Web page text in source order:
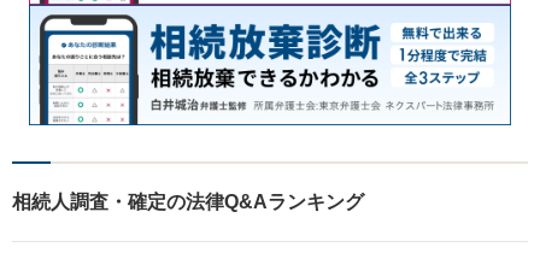
相続人調査・確定の法律Q&Aランキング